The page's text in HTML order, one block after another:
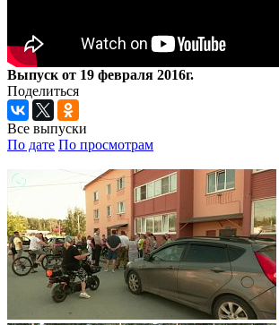
Выпуск от 19 февраля 2016г.
Поделиться
Все выпуски
По дате По просмотрам